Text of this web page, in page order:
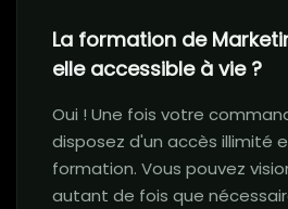
La formation de
elle accessible à vie ?
Oui ! Une fois votre
disposez d'un accès illimité
formation. Vous pouvez
autant de fois que